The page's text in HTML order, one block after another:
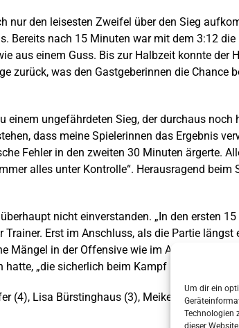
Um dir ein
Technologien
dieser
nur den leisesten Zweifel über den Sieg
nach 15 Minuten war mit dem 3:12
aus einem Guss. Bis zur Halbzeit konnte der
zurück, was den Gastgeberinnen die Chance
ungefährdeten Sieg, der durchaus
dass meine Spielerinnen das Ergebnis
Fehler in den zweiten 30 Minuten ärgerte.
alles unter Kontrolle“. Herausragend
nicht einverstanden. „In den ersten
Erst im Anschluss, als die Partie
in der Offensive wie im
„die sicherlich beim Kampf um den Titel
(4), Lisa Bürstinghaus (3), Meike Domnick